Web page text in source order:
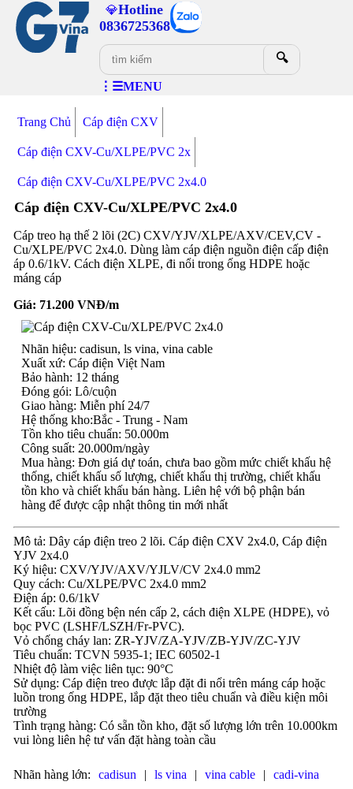
💎Hotline
0836725368
🔍
⋮☰MENU
Trang Chủ Cáp điện CXV
Cáp điện CXV-Cu/XLPE/PVC 2x
Cáp điện CXV-Cu/XLPE/PVC 2x4.0
Cáp điện CXV-Cu/XLPE/PVC 2x4.0
Cáp treo hạ thế 2 lõi (2C) CXV/YJV/XLPE/AXV/CEV,CV -
Cu/XLPE/PVC 2x4.0. Dùng làm cáp điện nguồn điện cấp điện
áp 0.6/1kV. Cách điện XLPE, đi nổi trong ống HDPE hoặc
máng cáp
Giá: 71.200VNĐ/m
Nhãn hiệu: cadisun, ls vina, vina cable
Xuất xứ: Cáp điện Việt Nam
Bảo hành: 12 tháng
Đóng gói: Lô/cuộn
Giao hàng: Miễn phí 24/7
Hệ thống kho:Bắc - Trung - Nam
Tồn kho tiêu chuẩn: 50.000m
Công suất: 20.000m/ngày
Mua hàng: Đơn giá dự toán, chưa bao gồm mức chiết khấu hệ
thống, chiết khấu số lượng, chiết khấu thị trường, chiết khấu
tồn kho và chiết khấu bán hàng. Liên hệ với bộ phận bán
hàng để được cập nhật thông tin mới nhất
Mô tả: Dây cáp điện treo 2 lõi. Cáp điện CXV 2x4.0, Cáp điện
YJV 2x4.0
Ký hiệu: CXV/YJV/AXV/YJLV/CV 2x4.0 mm2
Quy cách: Cu/XLPE/PVC 2x4.0 mm2
Điện áp: 0.6/1kV
Kết cấu: Lõi đồng bện nén cấp 2, cách điện XLPE (HDPE), vỏ
bọc PVC (LSHF/LSZH/Fr-PVC).
Vỏ chống cháy lan: ZR-YJV/ZA-YJV/ZB-YJV/ZC-YJV
Tiêu chuẩn: TCVN 5935-1; IEC 60502-1
Nhiệt độ làm việc liên tục: 90°C
Sử dụng: Cáp điện treo được lắp đặt đi nổi trên máng cáp hoặc
luồn trong ống HDPE, lắp đặt theo tiêu chuẩn và điều kiện môi
trường
Tình trạng hàng: Có sẵn tồn kho, đặt số lượng lớn trên 10.000km
vui lòng liên hệ tư vấn đặt hàng toàn cầu
Nhãn hàng lớn: cadisun | ls vina | vina cable | cadi-vina